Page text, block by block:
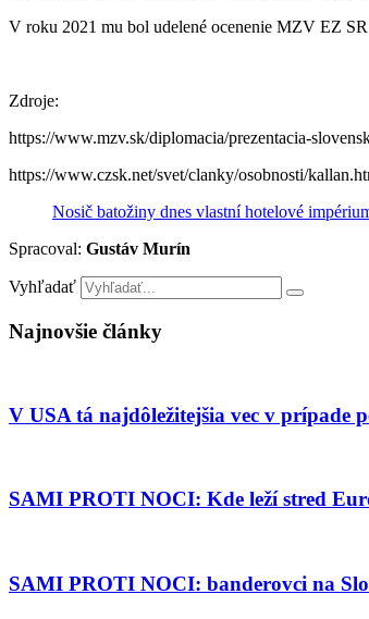
V roku 2021 mu bol udelené ocenenie MZV EZ
Zdroje:
https://www.mzv.sk/diplomacia/prezentacia-
https://www.czsk.net/svet/clanky/osobnosti/
Nosič batožiny dnes vlastní hotelové
Spracoval: Gustáv Murín
Vyhľadať
Najnovšie články
V USA tá najdôležitejšia vec v prípade
SAMI PROTI NOCI: Kde leží stred
SAMI PROTI NOCI: banderovci na